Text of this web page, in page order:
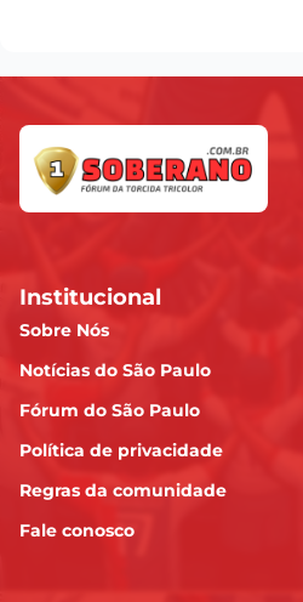
Institucional
Sobre Nós
Notícias do São Paulo
Fórum do São Paulo
Política de privacidade
Regras da comunidade
Fale conosco